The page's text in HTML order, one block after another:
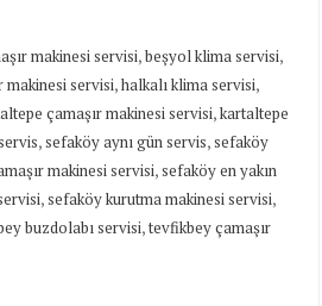
makinesi servisi,beşyol klima servisi,
makinesi servisi,halkalı klima servisi,
çamaşır makinesi servisi,kartaltepe
,sefaköy aynı gün servis,sefaköy
makinesi servisi,sefaköy en yakın
,sefaköy kurutma makinesi servisi,
buzdolabı servisi,tevfikbey çamaşır